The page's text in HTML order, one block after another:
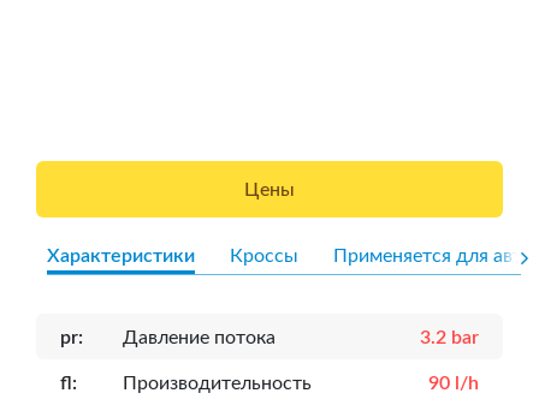
Цены
Характеристики Кроссы Применяется для авто
pr: Давление потока 3.2 bar
fl: Производительность 90 l/h